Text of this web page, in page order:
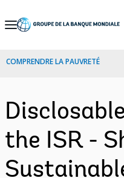
Skip
Navigation
COMPRENDRE LA PAUVRETÉ
the ISR -